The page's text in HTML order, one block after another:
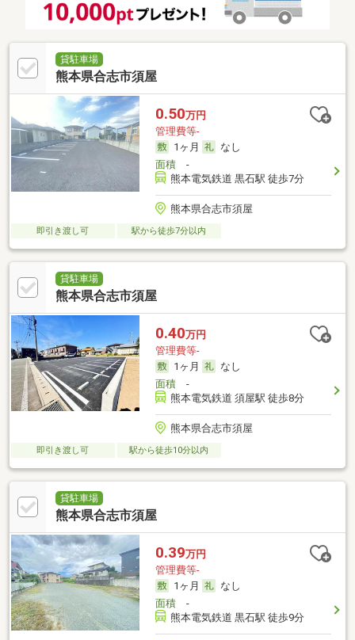
貸駐車場
熊本県合志市須屋
0.50万円
管理費等-
1ヶ月
なし
面積-
熊本電気鉄道 黒石駅 徒歩7分
熊本県合志市須屋
即引き渡し可 駅から徒歩7分以内
貸駐車場
熊本県合志市須屋
0.40万円
管理費等-
1ヶ月
なし
面積-
熊本電気鉄道 須屋駅 徒歩8分
熊本県合志市須屋
即引き渡し可 駅から徒歩10分以内
貸駐車場
熊本県合志市須屋
0.39万円
管理費等-
1ヶ月
なし
面積-
熊本電気鉄道 黒石駅 徒歩9分